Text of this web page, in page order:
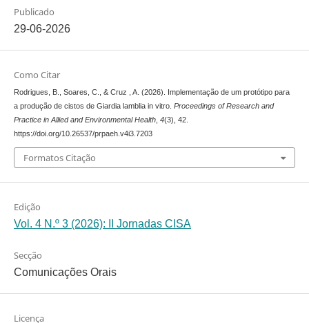
Publicado
29-06-2026
Como Citar
Rodrigues, B., Soares, C., & Cruz , A. (2026). Implementação de um protótipo para
a produção de cistos de Giardia lamblia in vitro. Proceedings of Research and
Practice in Allied and Environmental Health, 4(3), 42.
https://doi.org/10.26537/prpaeh.v4i3.7203
Formatos Citação
Edição
Vol. 4 N.º 3 (2026): II Jornadas CISA
Secção
Comunicações Orais
Licença